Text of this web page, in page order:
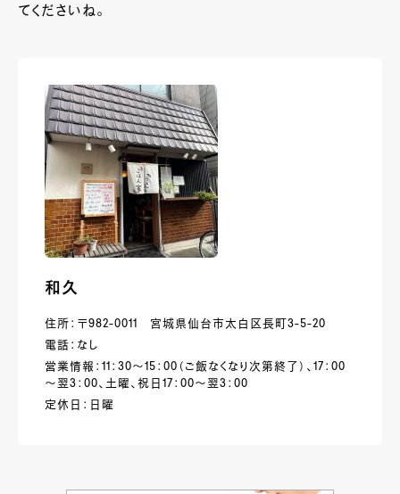
てくださいね。
和久
住所：〒982-0011 宮城県仙台市太白区長町3-5-20
電話：なし
営業情報：11：30～15：00（ご飯なくなり次第終了）、17：00
～翌3：00、土曜、祝日17：00～翌3：00
定休日：日曜